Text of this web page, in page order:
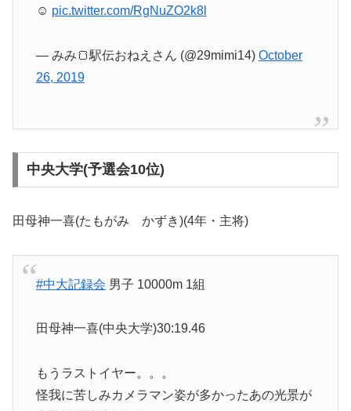
☺️ pic.twitter.com/RgNuZO2k8l
— みみ🍞駅伝おねえさん (@29mimi14) October
26, 2019
中央大学(予選会10位)
田母神一喜(たもがみ かずき)(4年・主将)
#中大記録会 男子 10000m 1組
田母神一喜(中央大学)30:19.46
もうラストイヤー。。。
怪我に苦しみカメラマン姿が多かったあの光景が